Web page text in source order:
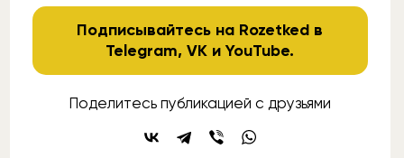
Подписывайтесь на Rozetked в
Telegram,VK иYouTube.
Поделитесь публикацией с друзьями